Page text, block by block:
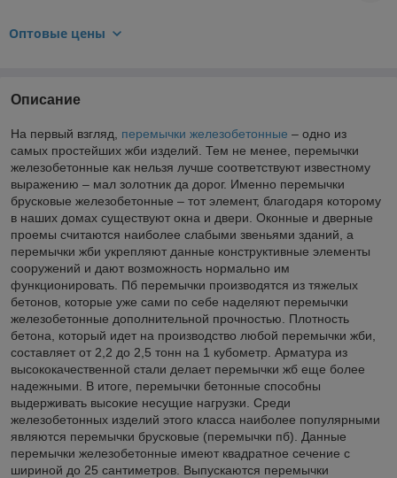
Оптовые цены
Описание
На первый взгляд, перемычки железобетонные – одно из
самых простейших жби изделий. Тем не менее, перемычки
железобетонные как нельзя лучше соответствуют известному
выражению – мал золотник да дорог. Именно перемычки
брусковые железобетонные – тот элемент, благодаря которому
в наших домах существуют окна и двери. Оконные и дверные
проемы считаются наиболее слабыми звеньями зданий, а
перемычки жби укрепляют данные конструктивные элементы
сооружений и дают возможность нормально им
функционировать. Пб перемычки производятся из тяжелых
бетонов, которые уже сами по себе наделяют перемычки
железобетонные дополнительной прочностью. Плотность
бетона, который идет на производство любой перемычки жби,
составляет от 2,2 до 2,5 тонн на 1 кубометр. Арматура из
высококачественной стали делает перемычки жб еще более
надежными. В итоге, перемычки бетонные способны
выдерживать высокие несущие нагрузки. Среди
железобетонных изделий этого класса наиболее популярными
являются перемычки брусковые (перемычки пб). Данные
перемычки железобетонные имеют квадратное сечение с
шириной до 25 сантиметров. Выпускаются перемычки